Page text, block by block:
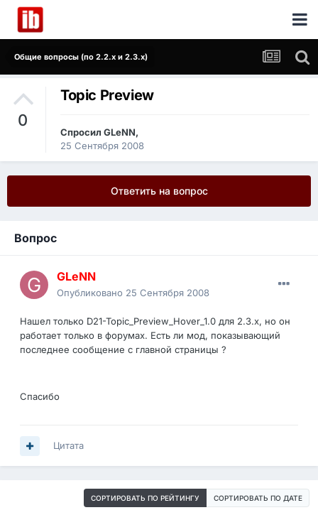
Общие вопросы (по 2.2.x и 2.3.x)
0
Topic Preview
Спросил GLeNN,
25 Сентября 2008
Ответить на вопрос
Вопрос
GLeNN
Опубликовано 25 Сентября 2008
Нашел только D21-Topic_Preview_Hover_1.0 для 2.3.х, но он
работает только в форумах. Есть ли мод, показывающий
последнее сообщение с главной страницы ?
Спасибо
Цитата
СОРТИРОВАТЬ ПО РЕЙТИНГУ СОРТИРОВАТЬ ПО ДАТЕ